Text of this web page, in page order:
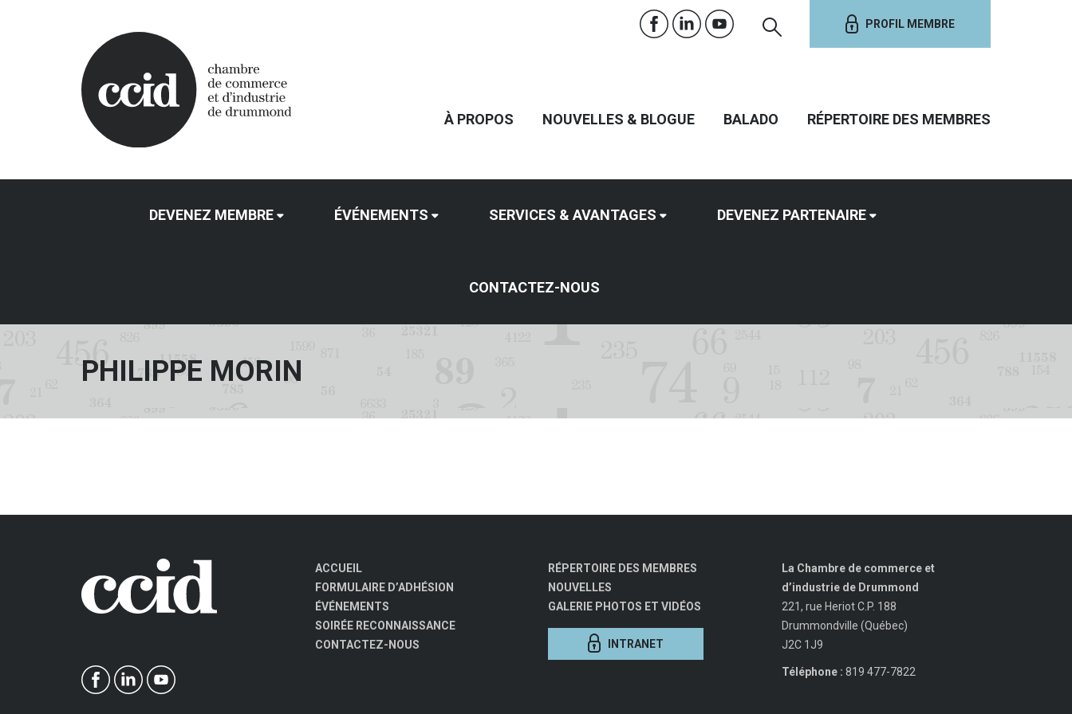
PROFIL MEMBRE
À PROPOS NOUVELLES & BLOGUE BALADO RÉPERTOIRE DES MEMBRES
DEVENEZ MEMBRE ÉVÉNEMENTS SERVICES & AVANTAGES DEVENEZ PARTENAIRE
CONTACTEZ-NOUS
PHILIPPE MORIN
ACCUEIL
FORMULAIRE D’ADHÉSION
ÉVÉNEMENTS
SOIRÉE RECONNAISSANCE
CONTACTEZ-NOUS
RÉPERTOIRE DES MEMBRES
NOUVELLES
GALERIE PHOTOS ET VIDÉOS
INTRANET
La Chambre de commerce et
d’industrie de Drummond
221, rue Heriot C.P. 188
Drummondville (Québec)
J2C 1J9
Téléphone : 819 477-7822